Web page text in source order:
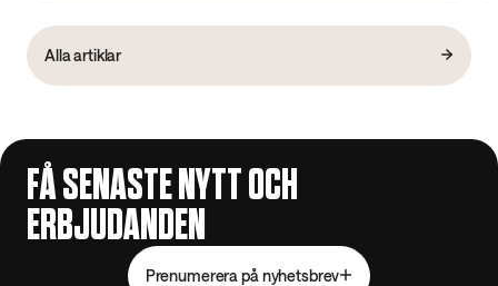
Alla artiklar
FÅ SENASTE NYTT OCH
ERBJUDANDEN
Prenumerera på nyhetsbrev